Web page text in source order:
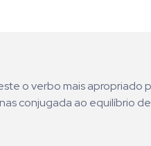
o verbo mais apropriado
conjugada ao equilíbrio